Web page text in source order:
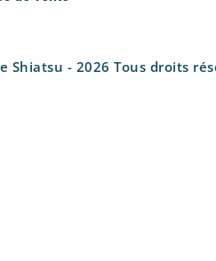
Shiatsu - 2026 Tous droits